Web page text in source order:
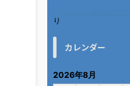
り
カレンダー
2026年8月